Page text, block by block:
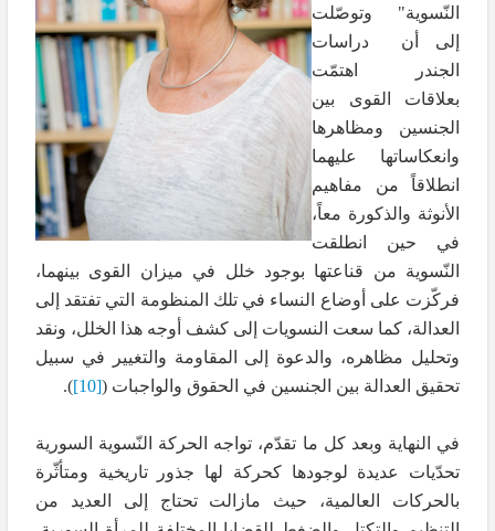
النّسوية" وتوصّلت
إلى أن دراسات
الجندر اهتمّت
بعلاقات القوى بين
الجنسين ومظاهرها
وانعكاساتها عليهما
انطلاقاً من مفاهيم
الأنوثة والذكورة معاً،
في حين انطلقت
النّسوية من قناعتها بوجود خلل في ميزان القوى بينهما،
فركّزت على أوضاع النساء في تلك المنظومة التي تفتقد إلى
العدالة، كما سعت النسويات إلى كشف أوجه هذا الخلل، ونقد
وتحليل مظاهره، والدعوة إلى المقاومة والتغيير في سبيل
تحقيق العدالة بين الجنسين في الحقوق والواجبات )
[10]
(
.
في النهاية وبعد كل ما تقدّم، تواجه الحركة النّسوية السورية
تحدّيات عديدة لوجودها كحركة لها جذور تاريخية ومتأثّرة
بالحركات العالمية، حيث مازالت تحتاج إلى العديد من